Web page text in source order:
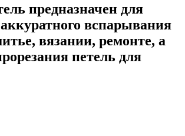
предназначен для
вспарывания
вязании, ремонте, а
петель для